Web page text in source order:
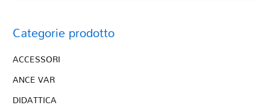
Categorie prodotto
ACCESSORI
ANCE VAR
DIDATTICA